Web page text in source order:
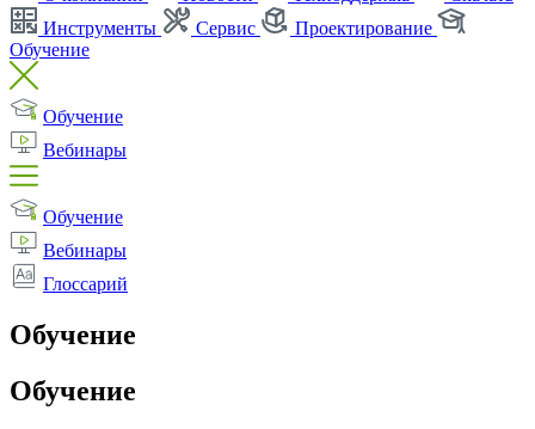
Инструменты
Сервис
Проектирование
Обучение
Обучение
Вебинары
Обучение
Вебинары
Глоссарий
Обучение
Обучение